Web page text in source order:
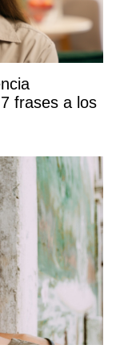
frases a los